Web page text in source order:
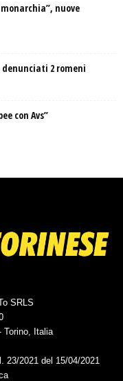
nuove
2 romeni
con Avs”
SRLS
Torino, Italia
23/2021 del 15/04/2021